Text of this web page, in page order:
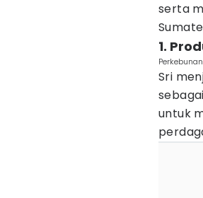
serta
1.
Sri
untuk